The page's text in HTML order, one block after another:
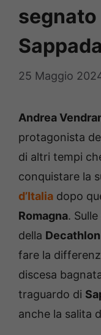
segnato
25 Maggio
Andrea
protagonista
di altri tempi
conquistare la
d’Italia dopo
Romagna.
della
fare la
discesa
traguardo di
anche la salita